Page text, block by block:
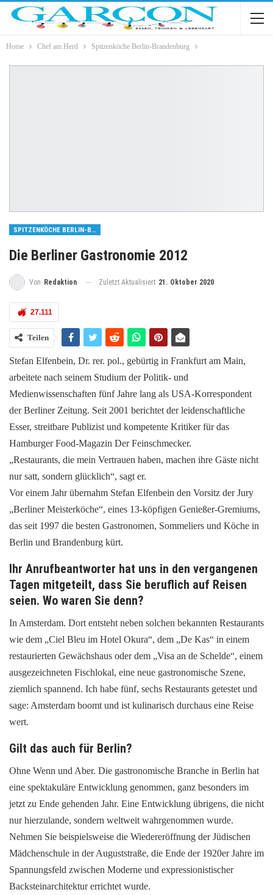
Home Chef am Herd Spitzenköche Berlin-Brandenburg
SPITZENKÖCHE BERLIN-BRANDENBURG
Die Berliner Gastronomie 2012
Von Redaktion Zuletzt Aktualisiert 21. Oktober 2020
27.111
Teilen
Stefan Elfenbein, Dr. rer. pol., gebürtig in Frankfurt am Main,
arbeitete nach seinem Studium der Politik- und
Medienwissenschaften fünf Jahre lang als USA-Korrespondent
der Berliner Zeitung. Seit 2001 berichtet der leidenschaftliche
Esser, streitbare Publizist und kompetente Kritiker für das
Hamburger Food-Magazin Der Feinschmecker.
„Restaurants, die mein Vertrauen haben, machen ihre Gäste nicht
nur satt, sondern glücklich“, sagt er.
Vor einem Jahr übernahm Stefan Elfenbein den Vorsitz der Jury
„Berliner Meisterköche“, eines 13-köpfigen Genießer-Gremiums,
das seit 1997 die besten Gastronomen, Sommeliers und Köche in
Berlin und Brandenburg kürt.
Ihr Anrufbeantworter hat uns in den vergangenen
Tagen mitgeteilt, dass Sie beruflich auf Reisen
seien. Wo waren Sie denn?
In Amsterdam. Dort entsteht neben solchen bekannten Restaurants
wie dem „Ciel Bleu im Hotel Okura“, dem „De Kas“ in einem
restaurierten Gewächshaus oder dem „Visa an de Schelde“, einem
ausgezeichneten Fischlokal, eine neue gastronomische Szene,
ziemlich spannend. Ich habe fünf, sechs Restaurants getestet und
sage: Amsterdam boomt und ist kulinarisch durchaus eine Reise
wert.
Gilt das auch für Berlin?
Ohne Wenn und Aber. Die gastronomische Branche in Berlin hat
eine spektakuläre Entwicklung genommen, ganz besonders im
jetzt zu Ende gehenden Jahr. Eine Entwicklung übrigens, die nicht
nur hierzulande, sondern weltweit wahrgenommen wurde.
Nehmen Sie beispielsweise die Wiedereröffnung der Jüdischen
Mädchenschule in der Auguststraße, die Ende der 1920er Jahre im
Spannungsfeld zwischen Moderne und expressionistischer
Backsteinarchitektur errichtet wurde.